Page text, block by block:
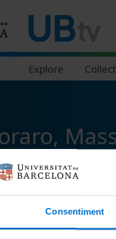
Consentiment
Explore